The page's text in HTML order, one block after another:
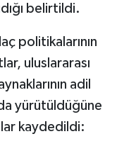
belirtildi.
politikalarının
uluslararası
adil
yürütüldüğüne
kaydedildi: